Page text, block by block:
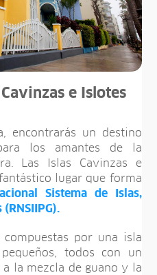
Cavinzas e Islotes
encontrarás un destino
los amantes de la
Las Islas Cavinzas e
lugar que forma
Sistema de Islas,
(RNSIIPG).
por una isla
todos con un
la mezcla de guano y la